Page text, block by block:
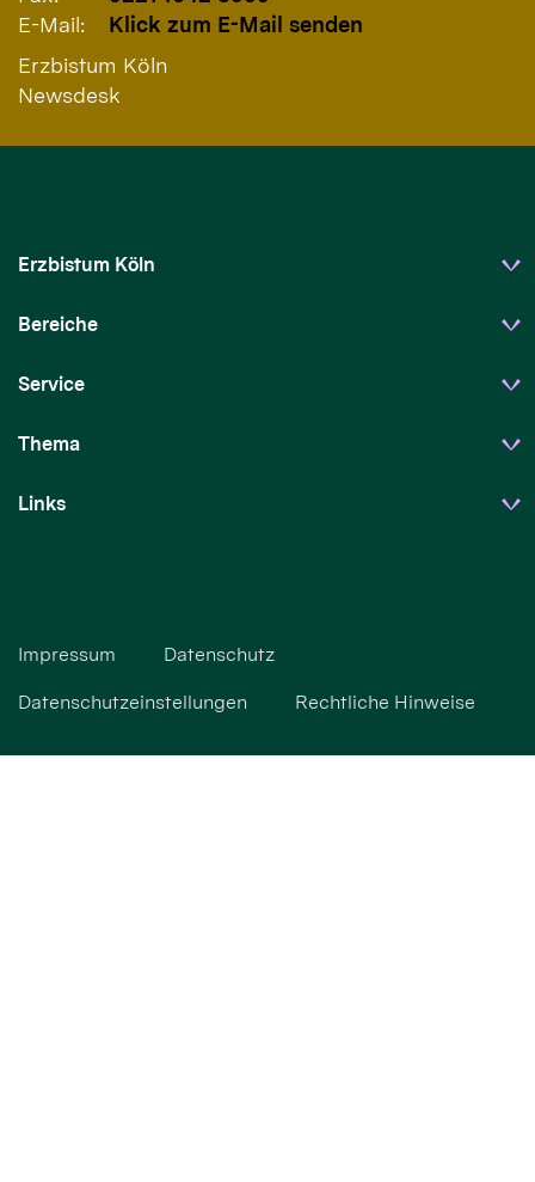
E-Mail:
Klick zum E-Mail senden
Erzbistum Köln
Newsdesk
Erzbistum Köln
Bereiche
Service
Thema
Links
Impressum Datenschutz
Datenschutzeinstellungen Rechtliche Hinweise